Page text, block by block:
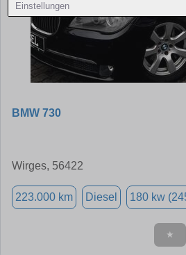
Einstellungen
BMW 730
Wirges, 56422
223.000 km Diesel 180 kw
★